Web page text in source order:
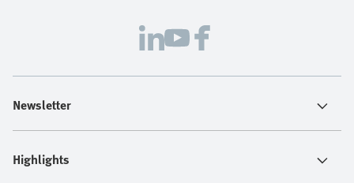
Newsletter
Highlights